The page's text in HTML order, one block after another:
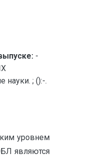
-
; ():-.
уровнем
являются